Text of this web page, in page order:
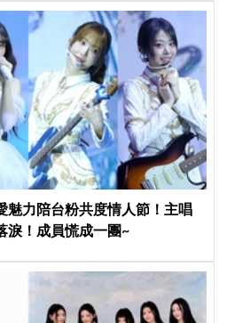
魅力陪台粉共度情人節！主唱
淚！成員慌成一團~